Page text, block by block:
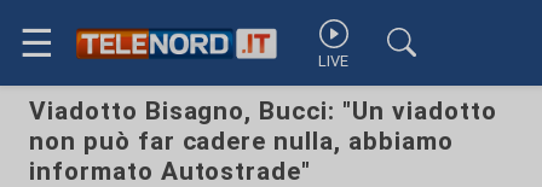
☰ LIVE
Viadotto Bisagno, Bucci: "Un viadotto
non può far cadere nulla, abbiamo
informato Autostrade"